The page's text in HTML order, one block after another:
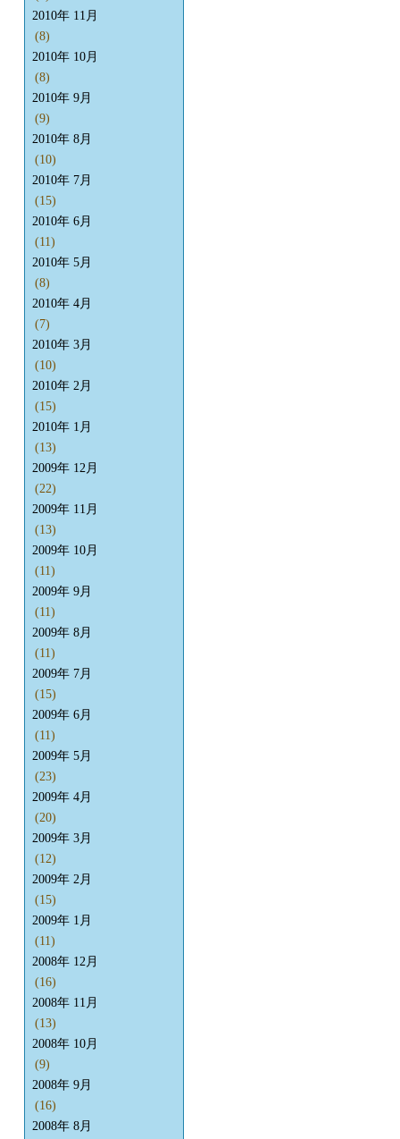
2010年 11月
(8)
2010年 10月
(8)
2010年 9月
(9)
2010年 8月
(10)
2010年 7月
(15)
2010年 6月
(11)
2010年 5月
(8)
2010年 4月
(7)
2010年 3月
(10)
2010年 2月
(15)
2010年 1月
(13)
2009年 12月
(22)
2009年 11月
(13)
2009年 10月
(11)
2009年 9月
(11)
2009年 8月
(11)
2009年 7月
(15)
2009年 6月
(11)
2009年 5月
(23)
2009年 4月
(20)
2009年 3月
(12)
2009年 2月
(15)
2009年 1月
(11)
2008年 12月
(16)
2008年 11月
(13)
2008年 10月
(9)
2008年 9月
(16)
2008年 8月